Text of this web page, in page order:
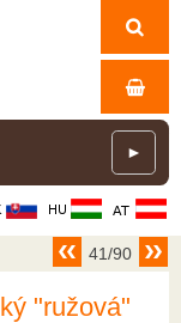
►
41/90
"ružová"